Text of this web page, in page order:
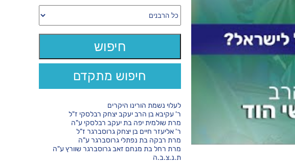
חיפוש מתקדם
לעלוי נשמת הורינו היקרים
ר' עקיבא בן הרב יעקב יצחק רבלסקי ז"ל
מרת שולמית יפה בת יעקב רבלסקי ע"ה
ר' אליעזר חיים בן יצחק גרוסברגר ז"ל
מרת רבקה בת נפתלי גרוסברגר ע"ה
מרת רחל בת מנחם זאב גרוסברגר שוורץ ע"ה
ת.נ.צ.ב.ה